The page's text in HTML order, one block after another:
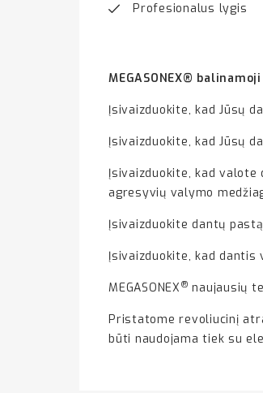
Profesionalus lygis
MEGASONEX®
Įsivaizduokite, kad Jūsų
Įsivaizduokite, kad Jūsų
Įsivaizduokite, kad
agresyvių valymo
Įsivaizduokite dantų
Įsivaizduokite, kad
MEGASONEX ®naujausių
Pristatome revoliucinį
būti naudojama tiek su